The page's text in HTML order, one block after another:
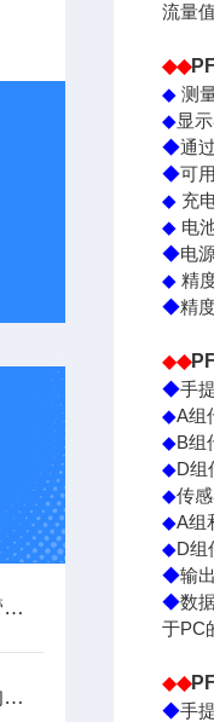
探究插入式超声波流量计的管材适应性
有关超声波流量计校准方面的说明
流量
◆◆
◆ 测
◆显
◆通
◆可
◆ 充
◆ 电
◆电
◆ 精
◆精
◆◆
◆手
◆A组
◆B组
◆D组
◆传
◆A组
◆D组
◆输
◆数
于PC
◆◆
◆手